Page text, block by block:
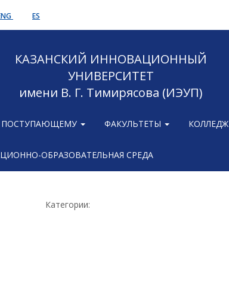
ES
КАЗАНСКИЙ ИННОВАЦИОННЫЙ
УНИВЕРСИТЕТ
имени В. Г. Тимирясова (ИЭУП)
ПОСТУПАЮЩЕМУ ФАКУЛЬТЕТЫ КОЛЛЕДЖ
ОБРАЗОВАТЕЛЬНАЯ СРЕДА
Категории: